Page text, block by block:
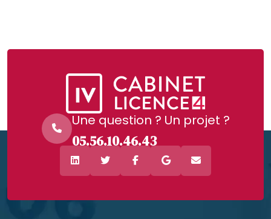
Une question ? Un projet ?
05.56.10.46.43